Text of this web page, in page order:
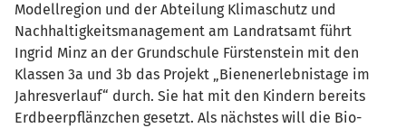
Modellregion und der Abteilung Klimaschutz und
Nachhaltigkeitsmanagement am Landratsamt führt
Ingrid Minz an der Grundschule Fürstenstein mit den
Klassen 3a und 3b das Projekt „Bienenerlebnistage im
Jahresverlauf“ durch. Sie hat mit den Kindern bereits
Erdbeerpflänzchen gesetzt. Als nächstes will die Bio-